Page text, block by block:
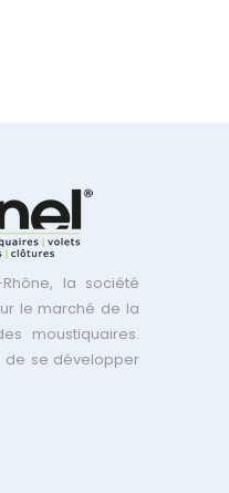
la société
le marché de la
moustiquaires.
de se développer